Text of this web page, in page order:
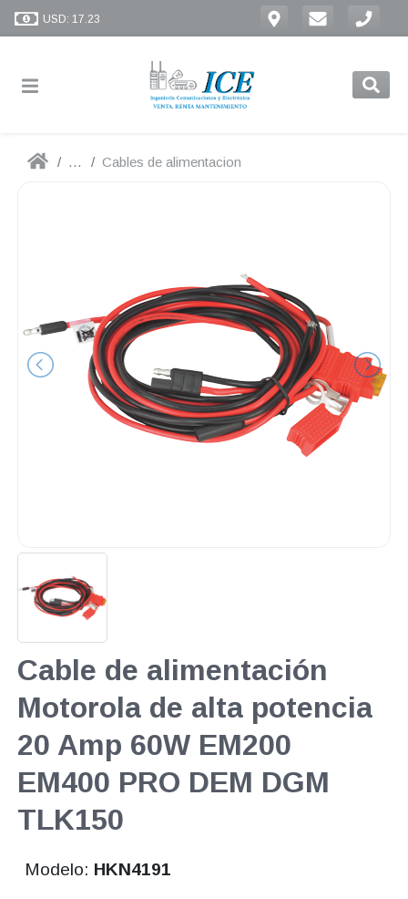
USD: 17.23
... Cables de alimentacion
Cable de alimentación
Motorola de alta potencia
20 Amp 60W EM200
EM400 PRO DEM DGM
TLK150
Modelo: HKN4191